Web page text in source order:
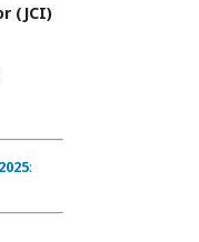
(JCI)
: